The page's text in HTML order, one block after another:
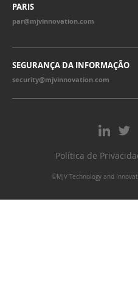
PARIS
par@mjvinnovation.com
SEGURANÇA DA INFORMAÇÃO
security@mjvinnovation.com
Política de
©MJV Technology and